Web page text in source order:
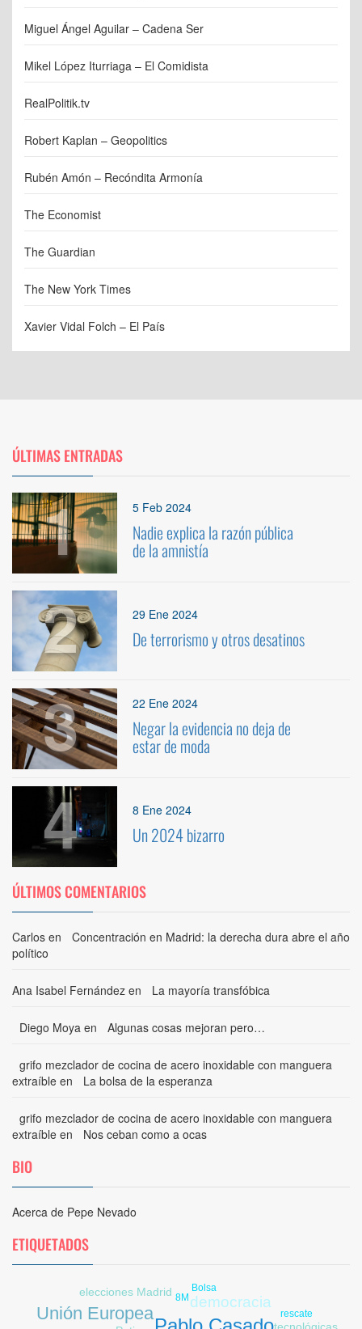
Miguel Ángel Aguilar – Cadena Ser
Mikel López Iturriaga – El Comidista
RealPolitik.tv
Robert Kaplan – Geopolitics
Rubén Amón – Recóndita Armonía
The Economist
The Guardian
The New York Times
Xavier Vidal Folch – El País
ÚLTIMAS ENTRADAS
1 5 Feb 2024
Nadie explica la razón pública
de la amnistía
2 29 Ene 2024
De terrorismo y otros desatinos
3 22 Ene 2024
Negar la evidencia no deja de
estar de moda
4 8 Ene 2024
Un 2024 bizarro
ÚLTIMOS COMENTARIOS
Carlos en
Concentración en Madrid: la derecha dura abre el año
político
Ana Isabel Fernández en La mayoría transfóbica
Diego Moya en Algunas cosas mejoran pero…
grifo mezclador de cocina de acero inoxidable con manguera
extraíble en La bolsa de la esperanza
grifo mezclador de cocina de acero inoxidable con manguera
extraíble en Nos ceban como a ocas
BIO
Acerca de Pepe Nevado
ETIQUETADOS
Unión Europea
democracia
elecciones Madrid Bolsa
rescate
8M